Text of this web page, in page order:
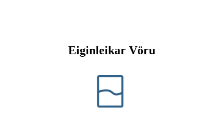
Eiginleikar Vöru